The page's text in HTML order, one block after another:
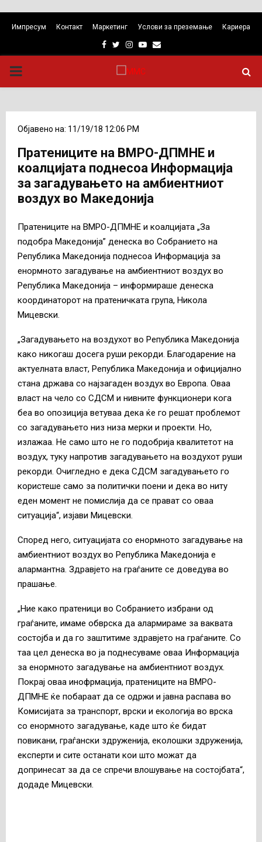
Импресум Контакт Маркетинг Услови за преземање Кариера
Facebook
TwitterInstagram
Youtube
Email
PRIMARY
Објавено на: 11/19/18 12:06 PM
Пратениците на ВМРО-ДПМНЕ и
коалцијата поднесоа Информација
за загадувањето на амбиентниот
воздух во Македонија
Пратениците на ВМРО-ДПМНЕ и коалцијата „За
подобра Македонија” денеска во Собранието на
Република Македонија поднесоа Информација за
енормното загадување на амбиентниот воздух во
Република Македонија – информираше денеска
координаторот на пратеничката група, Никола
Мицевски.
„Загадувањето на воздухот во Република Македонија
како никогаш досега руши рекорди. Благодарение на
актуелната власт, Република Македонија и официјално
стана држава со најзагаден воздух во Европа. Оваа
власт на чело со СДСМ и нивните функционери кога
беа во опозиција ветуваа дека ќе го решат проблемот
со загадувањето низ низа мерки и проекти. Но,
излажаа. Не само што не го подобрија квалитетот на
воздух, туку напротив загадувањето на воздухот руши
рекорди. Очигледно е дека СДСМ загадувањето го
користеше само за политички поени и дека во ниту
еден момент не помислија да се прават со оваа
ситуација“, изјави Мицевски.
Според него, ситуацијата со енормното загадување на
амбиентниот воздух во Република Македонија е
алармантна. Здравјето на граѓаните се доведува во
прашање.
„Ние како пратеници во Собранието избрани од
граѓаните, имаме обврска да алармираме за ваквата
состојба и да го заштитиме здравјето на граѓаните. Со
таа цел денеска во ја поднесуваме оваа Информација
за енормното загадување на амбиентниот воздух.
Покрај оваа инофрмација, пратениците на ВМРО-
ДПМНЕ ќе побараат да се одржи и јавна распава во
Комисијата за транспорт, врски и екологија во врска
со енормното загадување, каде што ќе бидат
повикани, граѓански здруженија, еколошки здруженија,
експерти и сите останати кои што можат да
допринесат за да се спречи влошување на состојбата“,
додаде Мицевски.